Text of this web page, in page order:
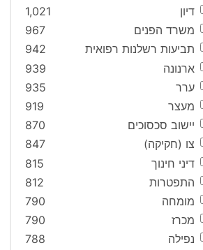
דיון
1,021
משרד הפנים
967
תביעות רשלנות רפואית
942
ארנונה
939
ערר
935
מעצר
919
יישוב סכסוכים
870
צו (חקיקה)
847
דיני חינוך
815
התפטרות
812
מומחה
790
מכרז
790
נפילה
788